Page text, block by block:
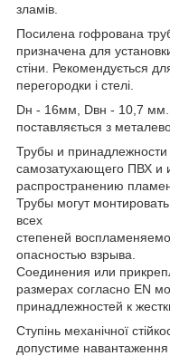
зламів.
Посилена гофрована
призначена для
стіни. Рекомендується
перегородки і стелі.
Dн - 16мм, Dвн - 10,7 мм.
поставляється з
Трубы и принадлежности
самозатухающего ПВХ и
распространению
Трубы могут
всех
степеней
опасностью взрыва.
Соединения или
размерах согласно EN
принадлежностей к
Ступінь механічної
допустиме